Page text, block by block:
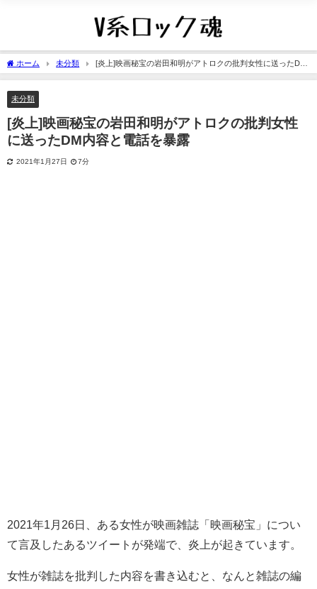
ホーム 未分類
[炎上]映画秘宝の岩田和明がアトロクの批判女性に送ったDM
内容と電話を暴露
未分類
[炎上]映画秘宝の岩田和明がアトロクの批判女性
に送ったDM内容と電話を暴露
2021年1月27日 7分
2021年1月26日、ある女性が映画雑誌「映画秘宝」につい
て言及したあるツイートが発端で、炎上が起きています。
女性が雑誌を批判した内容を書き込むと、なんと雑誌の編